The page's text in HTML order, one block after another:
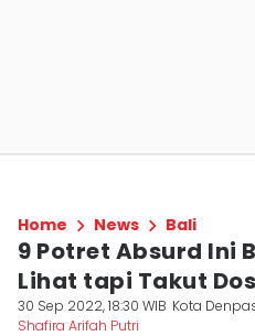
Home News Bali
9 Potret Absurd Ini
Lihat tapi Takut
30 Sep 2022, 18:30 WIB Kota
Shafira Arifah Putri